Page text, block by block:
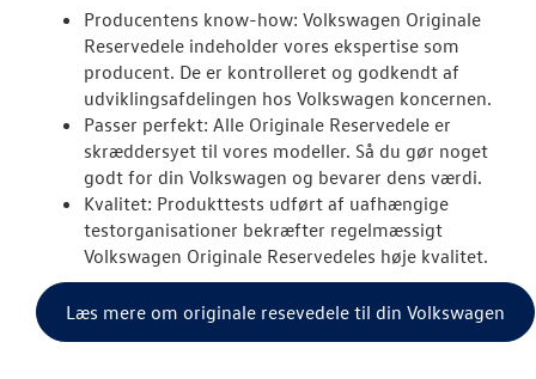
OM OS
JOB OG
Producentens know-how: Volkswagen Originale
Reservedele indeholder vores ekspertise som
producent. De er kontrolleret og godkendt af
udviklingsafdelingen hos Volkswagen koncernen.
Passer perfekt: Alle Originale Reservedele er
skræddersyet til vores modeller. Så du gør noget
godt for din Volkswagen og bevarer dens værdi.
Kvalitet: Produkttests udført af uafhængige
testorganisationer bekræfter regelmæssigt
Volkswagen Originale Reservedeles høje kvalitet.
Læs mere om originale resevedele til din Volkswagen